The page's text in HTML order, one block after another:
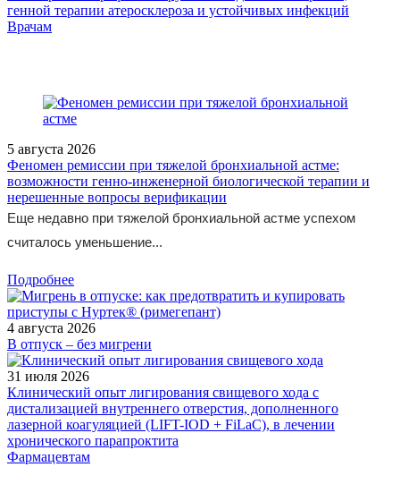
генной терапии атеросклероза и устойчивых инфекций
/doctor/therapeutics/farmakoterapevticheskaya-pomoshch-pri-
Врачам
5 августа 2026
Феномен ремиссии при тяжелой бронхиальной астме:
возможности генно-инженерной биологической терапии и
нерешенные вопросы верификации
Еще недавно при тяжелой бронхиальной астме успехом
считалось уменьшение...
Подробнее
4 августа 2026
В отпуск – без мигрени
31 июля 2026
Клинический опыт лигирования свищевого хода с
дистализацией внутреннего отверстия, дополненного
лазерной коагуляцией (LIFT-IOD + FiLaC), в лечении
хронического парапроктита
Фармацевтам